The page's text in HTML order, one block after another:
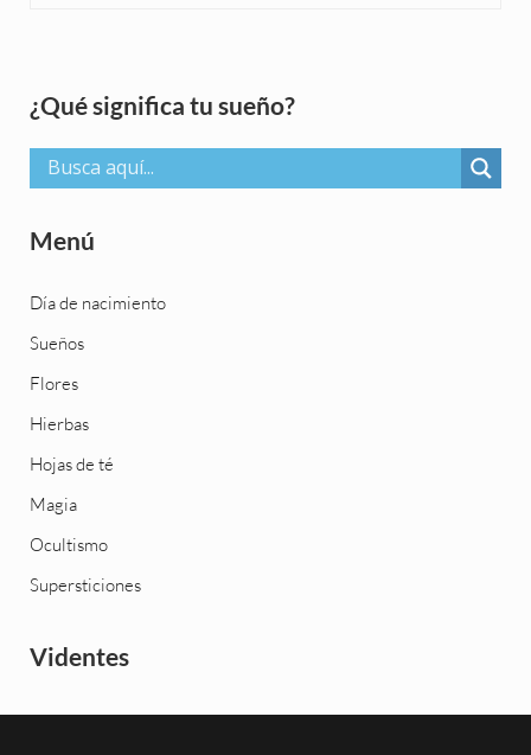
Sidebar
¿Qué significa tu sueño?
Menú
Día de nacimiento
Sueños
Flores
Hierbas
Hojas de té
Magia
Ocultismo
Supersticiones
Videntes